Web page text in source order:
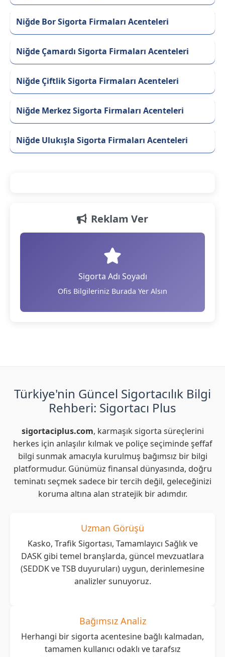
Niğde Bor Sigorta Firmaları Acenteleri
Niğde Çamardı Sigorta Firmaları Acenteleri
Niğde Çiftlik Sigorta Firmaları Acenteleri
Niğde Merkez Sigorta Firmaları Acenteleri
Niğde Ulukışla Sigorta Firmaları Acenteleri
Reklam Ver
Sigorta Adı Soyadı
Ofis Bilgileriniz Burada Yer Alsın
Türkiye'nin Güncel Sigortacılık Bilgi
Rehberi: Sigortacı Plus
sigortaciplus.com, karmaşık sigorta süreçlerini
herkes için anlaşılır kılmak ve poliçe seçiminde şeffaf
bilgi sunmak amacıyla kurulmuş bağımsız bir bilgi
platformudur. Günümüz finansal dünyasında, doğru
teminatı seçmek sadece bir tercih değil, geleceğinizi
koruma altına alan stratejik bir adımdır.
Uzman Görüşü
Kasko, Trafik Sigortası, Tamamlayıcı Sağlık ve
DASK gibi temel branşlarda, güncel mevzuatlara
(SEDDK ve TSB duyuruları) uygun, derinlemesine
analizler sunuyoruz.
Bağımsız Analiz
Herhangi bir sigorta acentesine bağlı kalmadan,
tamamen kullanıcı odaklı ve tarafsız